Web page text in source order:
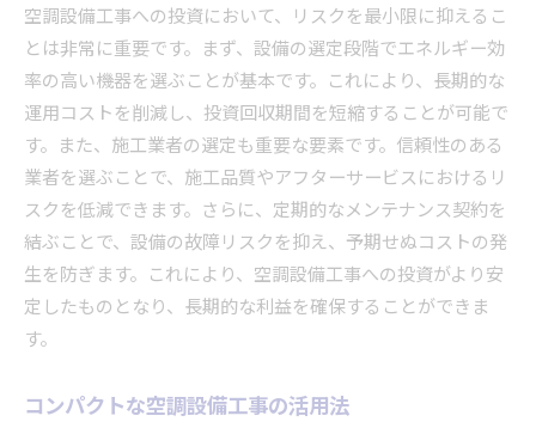
空調設備工事への投資において、リスクを最小限に抑えるこ
とは非常に重要です。まず、設備の選定段階でエネルギー効
率の高い機器を選ぶことが基本です。これにより、長期的な
運用コストを削減し、投資回収期間を短縮することが可能で
す。また、施工業者の選定も重要な要素です。信頼性のある
業者を選ぶことで、施工品質やアフターサービスにおけるリ
スクを低減できます。さらに、定期的なメンテナンス契約を
結ぶことで、設備の故障リスクを抑え、予期せぬコストの発
生を防ぎます。これにより、空調設備工事への投資がより安
定したものとなり、長期的な利益を確保することができま
す。
コンパクトな空調設備工事の活用法